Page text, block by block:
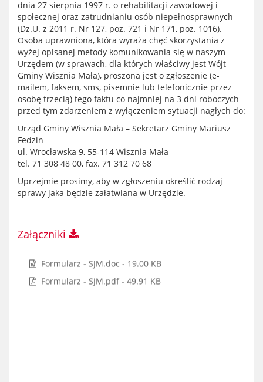
dnia 27 sierpnia 1997 r. o rehabilitacji zawodowej i
społecznej oraz zatrudnianiu osób niepełnosprawnych
(Dz.U. z 2011 r. Nr 127, poz. 721 i Nr 171, poz. 1016).
Osoba uprawniona, która wyraża chęć skorzystania z
wyżej opisanej metody komunikowania się w naszym
Urzędem (w sprawach, dla których właściwy jest Wójt
Gminy Wisznia Mała), proszona jest o zgłoszenie (e-
mailem, faksem, sms, pisemnie lub telefonicznie przez
osobę trzecią) tego faktu co najmniej na 3 dni roboczych
przed tym zdarzeniem z wyłączeniem sytuacji nagłych do:
Urząd Gminy Wisznia Mała – Sekretarz Gminy Mariusz
Fedzin
ul. Wrocławska 9, 55-114 Wisznia Mała
tel. 71 308 48 00, fax. 71 312 70 68
Uprzejmie prosimy, aby w zgłoszeniu określić rodzaj
sprawy jaka będzie załatwiana w Urzędzie.
Załączniki
Formularz - SJM.doc - 19.00 KB
Formularz - SJM.pdf - 49.91 KB